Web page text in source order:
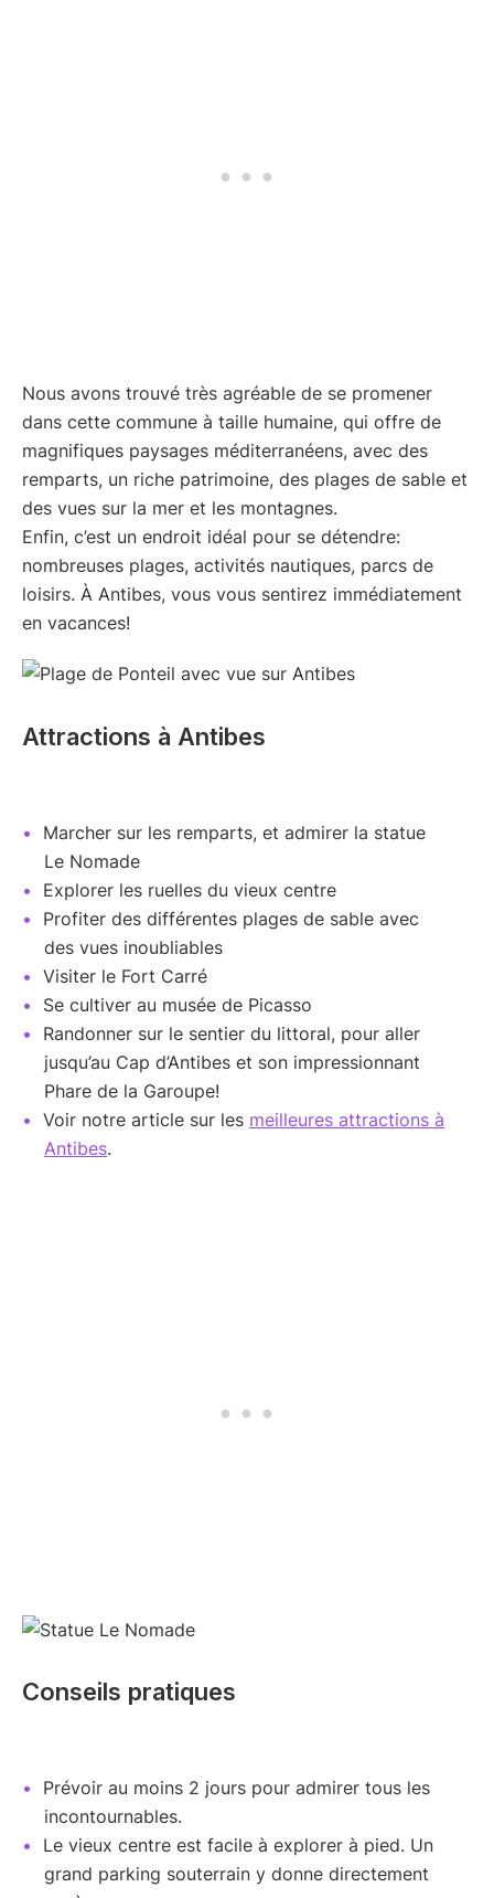
Nous avons trouvé très agréable de se promener
dans cette commune à taille humaine, qui offre de
magnifiques paysages méditerranéens, avec des
remparts, un riche patrimoine, des plages de sable et
des vues sur la mer et les montagnes.
Enfin, c’est un endroit idéal pour se détendre:
nombreuses plages, activités nautiques, parcs de
loisirs. À Antibes, vous vous sentirez immédiatement
en vacances!
Attractions à Antibes
Marcher sur les remparts, et admirer la statue
Le Nomade
Explorer les ruelles du vieux centre
Profiter des différentes plages de sable avec
des vues inoubliables
Visiter le Fort Carré
Se cultiver au musée de Picasso
Randonner sur le sentier du littoral, pour aller
jusqu’au Cap d’Antibes et son impressionnant
Phare de la Garoupe!
Voir notre article sur les meilleures attractions à
Antibes.
Conseils pratiques
Prévoir au moins 2 jours pour admirer tous les
incontournables.
Le vieux centre est facile à explorer à pied. Un
grand parking souterrain y donne directement